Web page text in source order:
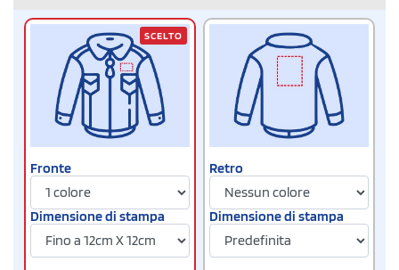
Fronte
Dimensione di stampa
SCELTO
Retro
Dimensione di stampa